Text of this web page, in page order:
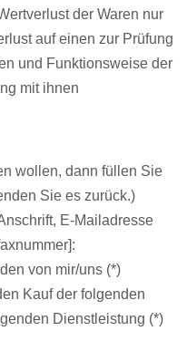
der Waren nur
auf einen zur Prüfung
und Funktionsweise der
mit ihnen
wollen, dann füllen Sie
Sie es zurück.)
E-Mailadresse
von mir/uns (*)
Kauf der folgenden
Dienstleistung (*)